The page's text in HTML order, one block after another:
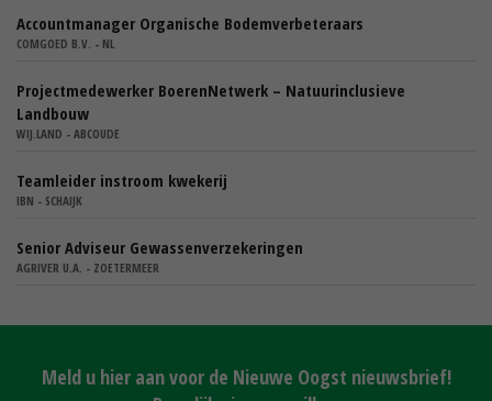
Accountmanager Organische Bodemverbeteraars
COMGOED B.V. - NL
Projectmedewerker BoerenNetwerk – Natuurinclusieve
Landbouw
WIJ.LAND - ABCOUDE
Teamleider instroom kwekerij
IBN - SCHAIJK
Senior Adviseur Gewassenverzekeringen
AGRIVER U.A. - ZOETERMEER
Meld u hier aan voor de Nieuwe Oogst nieuwsbrief!